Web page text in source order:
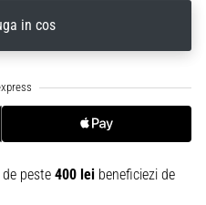
in cos
peste 400 lei beneficiezi de